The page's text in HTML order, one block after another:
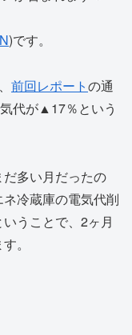
)です。
前回レポートの通
代が▲17％という
多い月だったの
冷蔵庫の電気代削
うことで、2ヶ月
。